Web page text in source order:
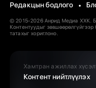
Редакцын бодлого
© 2015-2026 Анрид Медиа ХХК.
Контентуудыг
татахыг хориглоно.
Хамтран ажиллах
Контент нийтлүүлэх